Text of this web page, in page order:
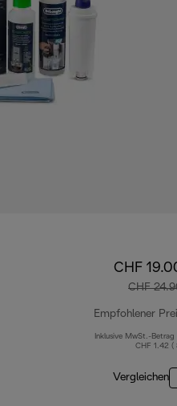
CHF
CHF
Empfohlener
Inklusive MwSt.-Betrag
CHF 1.42 (
Vergleichen